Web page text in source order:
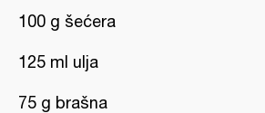
100 g šećera
125 ml ulja
75 g brašna